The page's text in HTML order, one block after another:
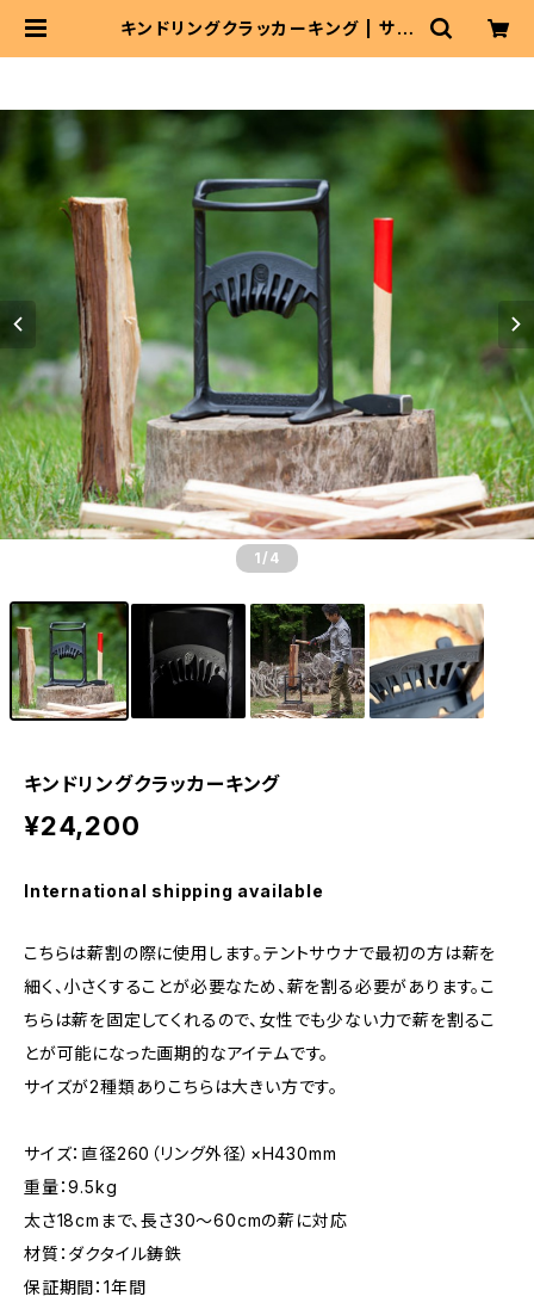
キンドリングクラッカーキング | サウ
1 /4
キンドリングクラッカーキング
¥24,200
International shipping available
こちらは薪割の際に使用します。テントサウナで最初の方は薪を
細く、小さくすることが必要なため、薪を割る必要があります。こ
ちらは薪を固定してくれるので、女性でも少ない力で薪を割るこ
とが可能になった画期的なアイテムです。
サイズが2種類ありこちらは大きい方です。
サイズ：直径260（リング外径）×H430mm
重量：9.5kg
太さ18cmまで、長さ30～60cmの薪に対応
材質：ダクタイル鋳鉄
保証期間：1年間